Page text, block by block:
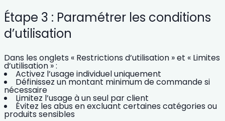
Étape 3 : Paramétrer les conditions
d’utilisation
Dans les onglets « Restrictions d’utilisation » et « Limites
d’utilisation » :
Activez l’usage individuel uniquement
Définissez un montant minimum de commande si
nécessaire
Limitez l’usage à un seul par client
Évitez les abus en excluant certaines catégories ou
produits sensibles